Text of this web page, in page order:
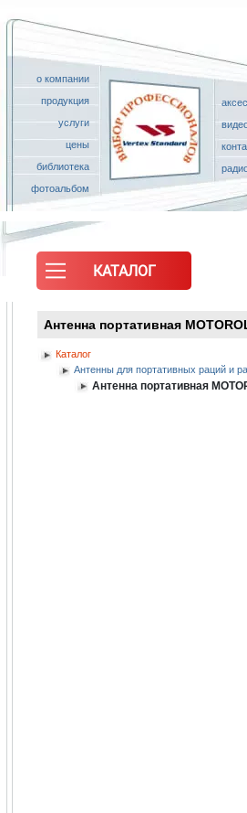
о компании
продукция
услуги
цены
библиотека
фотоальбом
КАТАЛОГ
Антенна портативная
Каталог
Антенны для портативных раций и
Антенна портативная